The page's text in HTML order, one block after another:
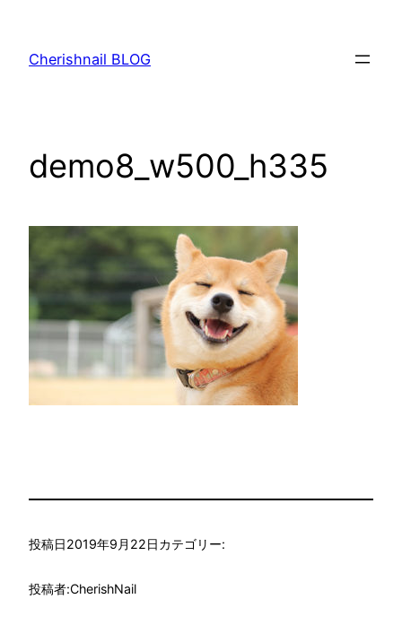
Cherishnail BLOG
demo8_w500_h335
投稿日2019年9月22日カテゴリー:
投稿者:CherishNail